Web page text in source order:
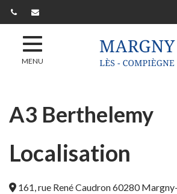
MENU
A3 Berthelemy
Localisation
161, rue René Caudron 60280